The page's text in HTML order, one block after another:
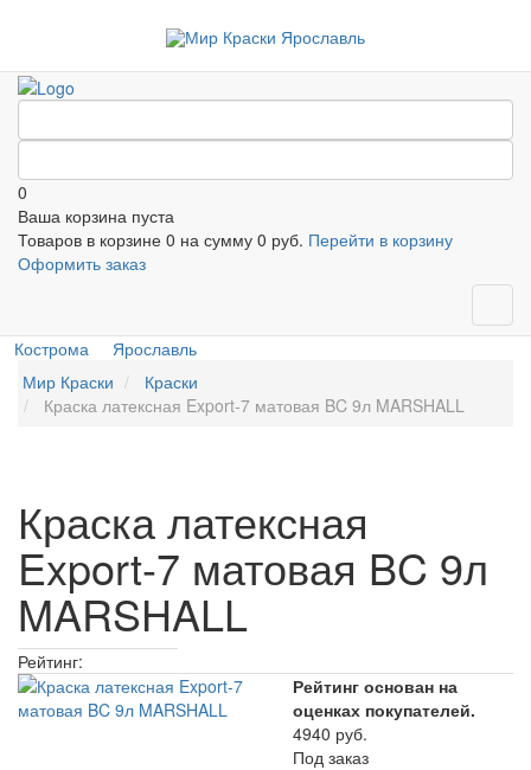
0
Ваша корзина пуста
Товаров в корзине 0 на сумму 0 руб. Перейти в корзину
Оформить заказ
Кострома
Ярославль
Мир Краски
Краски
Краска латексная Export-7 матовая BC 9л MARSHALL
Краска латексная
Export-7 матовая BC 9л
MARSHALL
Рейтинг:
Рейтинг основан на
оценках покупателей.
4940 руб.
Под заказ